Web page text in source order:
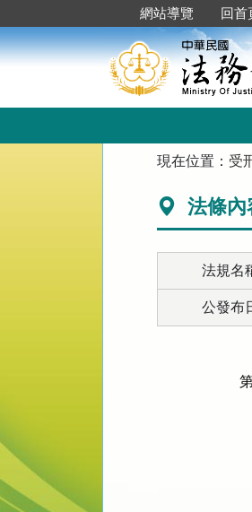
到
主
要
網站導覽 回首
現在位置： 受
法條內
法規名
公發布